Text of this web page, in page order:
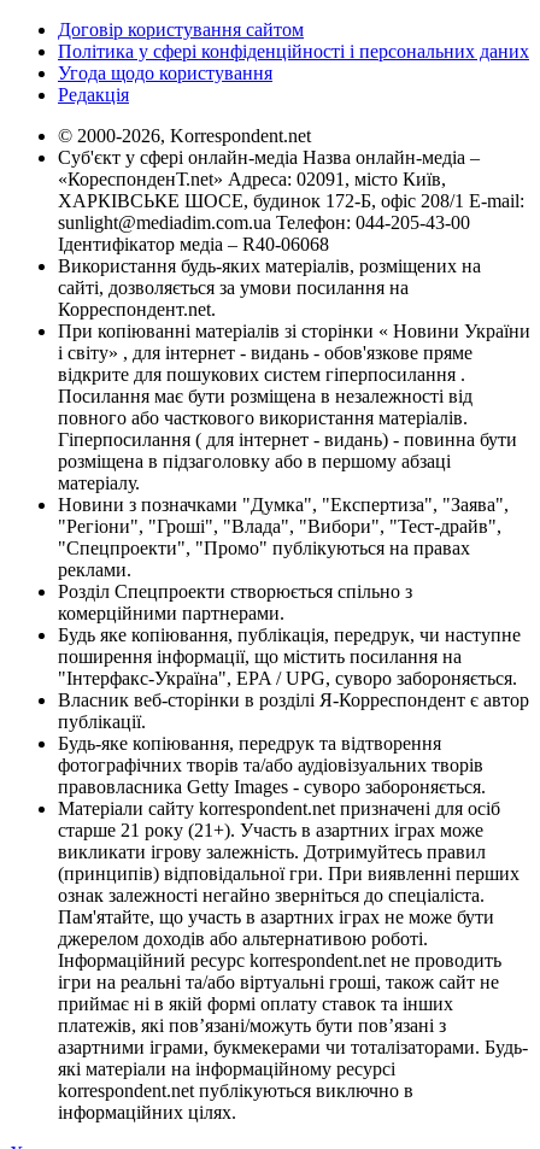
Договір користування сайтом
Політика у сфері конфіденційності і персональних даних
Угода щодо користування
Редакція
© 2000-2026, Korrespondent.net
Суб'єкт у сфері онлайн-медіа Назва онлайн-медіа –
«КореспонденТ.net» Адреса: 02091, місто Київ,
ХАРКІВСЬКЕ ШОСЕ, будинок 172-Б, офіс 208/1 E-mail:
sunlight@mediadim.com.ua Телефон: 044-205-43-00
Ідентифікатор медіа – R40-06068
Використання будь-яких матеріалів, розміщених на
сайті, дозволяється за умови посилання на
Корреспондент.net.
При копіюванні матеріалів зі сторінки « Новини України
і світу» , для інтернет - видань - обов'язкове пряме
відкрите для пошукових систем гіперпосилання .
Посилання має бути розміщена в незалежності від
повного або часткового використання матеріалів.
Гіперпосилання ( для інтернет - видань) - повинна бути
розміщена в підзаголовку або в першому абзаці
матеріалу.
Новини з позначками "Думка", "Експертиза", "Заява",
"Регіони", "Гроші", "Влада", "Вибори", "Тест-драйв",
"Спецпроекти", "Промо" публікуються на правах
реклами.
Розділ Спецпроекти створюється спільно з
комерційними партнерами.
Будь яке копіювання, публікація, передрук, чи наступне
поширення інформації, що містить посилання на
"Інтерфакс-Україна", EPA / UPG, суворо забороняється.
Власник веб-сторінки в розділі Я-Корреспондент є автор
публікації.
Будь-яке копіювання, передрук та відтворення
фотографічних творів та/або аудіовізуальних творів
правовласника Getty Images - суворо забороняється.
Матеріали сайту korrespondent.net призначені для осіб
старше 21 року (21+). Участь в азартних іграх може
викликати ігрову залежність. Дотримуйтесь правил
(принципів) відповідальної гри. При виявленні перших
ознак залежності негайно зверніться до спеціаліста.
Пам'ятайте, що участь в азартних іграх не може бути
джерелом доходів або альтернативою роботі.
Інформаційний ресурс korrespondent.net не проводить
ігри на реальні та/або віртуальні гроші, також сайт не
приймає ні в якій формі оплату ставок та інших
платежів, які пов’язані/можуть бути пов’язані з
азартними іграми, букмекерами чи тоталізаторами. Будь-
які матеріали на інформаційному ресурсі
korrespondent.net публікуються виключно в
інформаційних цілях.